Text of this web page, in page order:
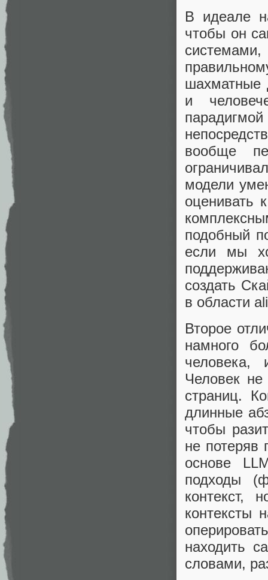
В идеале
чтобы он
шахматные
и
вообще
модели
оценивать
подобный
если мы
создать
в области
Второе
намного
человека,
Человек
страниц.
длинные
чтобы
не потеряв
основе
подходы
контексты
находить
словами,